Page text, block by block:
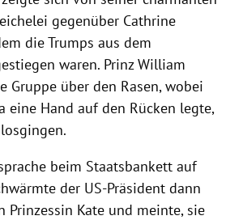
gegenüber Cathrine
die Trumps aus dem
waren. Prinz William
über den Rasen, wobei
eine Hand auf den Rücken legte,
beim Staatsbankett auf
der US-Präsident dann
Prinzessin Kate und meinte, sie